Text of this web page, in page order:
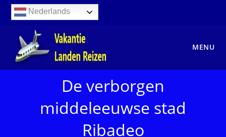
naar
Nederlands
MENU
De verborgen
middeleeuwse stad
Ribadeo